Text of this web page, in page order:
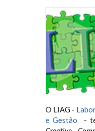
O LIAG -
e Gestão -